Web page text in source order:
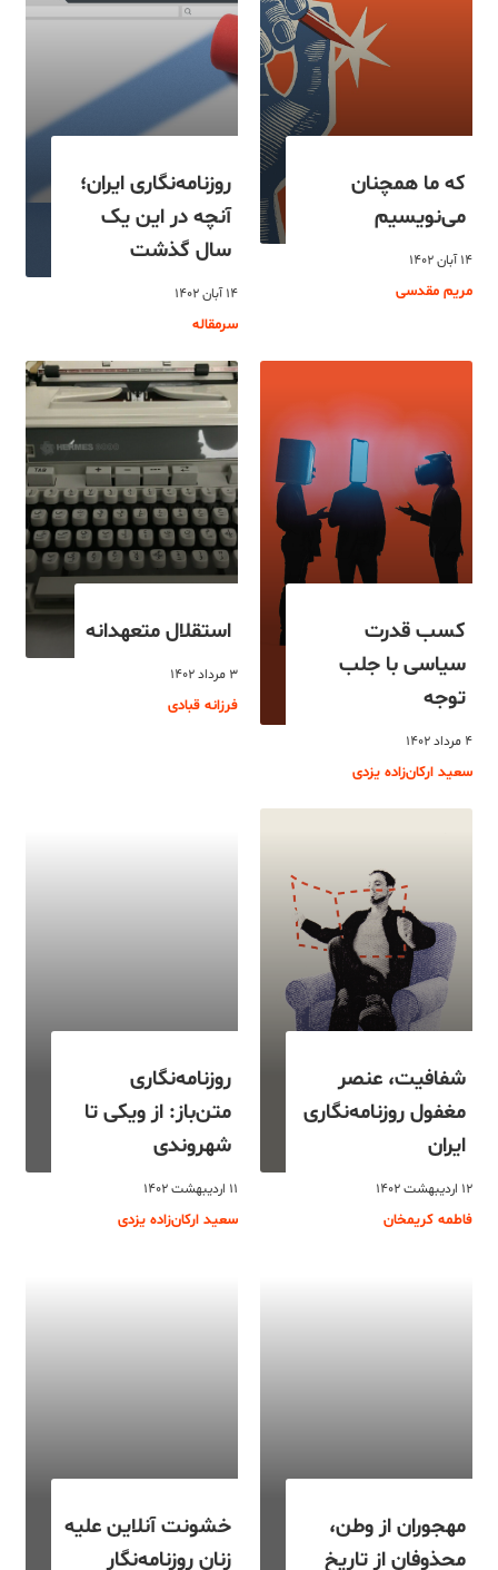
که ما همچنان
می‌نویسیم
۱۴ آبان ۱۴۰۲
مریم مقدسی
روزنامه‌نگاری ایران؛
آنچه در این یک
سال گذشت
۱۴ آبان ۱۴۰۲
سرمقاله
کسب قدرت
سیاسی با جلب
توجه
۴ مرداد ۱۴۰۲
سعید ارکان‌زاده یزدی
استقلال متعهدانه
۳ مرداد ۱۴۰۲
فرزانه قبادی
شفافیت، عنصر
مغفول روزنامه‌نگاری
ایران
۱۲ اردیبهشت ۱۴۰۲
فاطمه کریمخان
روزنامه‌نگاری
متن‌باز: از ویکی تا
شهروندی
۱۱ اردیبهشت ۱۴۰۲
سعید ارکان‌زاده یزدی
مهجوران از وطن،
محذوفان از تاریخ
خشونت آنلاین علیه
زنان روزنامه‌نگار